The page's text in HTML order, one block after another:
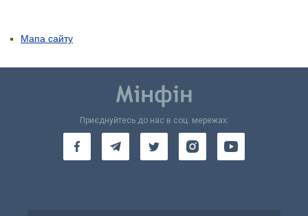
Мапа сайту
Приєднуйтесь до нас в соц. мережах: